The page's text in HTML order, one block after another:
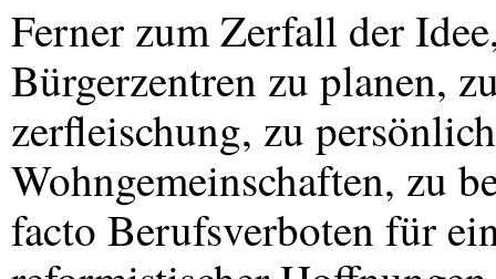
Ferner zum Zerfall der
Bürgerzentren zu planen,
zerfleischung, zu
Wohngemeinschaften, zu
facto Berufsverboten für